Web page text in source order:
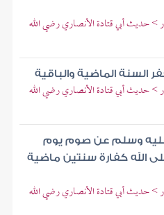
> حديث أبي قتادة الأنصاري رضي الله
السنة الماضية والباقية
> حديث أبي قتادة الأنصاري رضي الله
عليه وسلم عن صوم يوم
الله كفارة سنتين ماضية
> حديث أبي قتادة الأنصاري رضي الله